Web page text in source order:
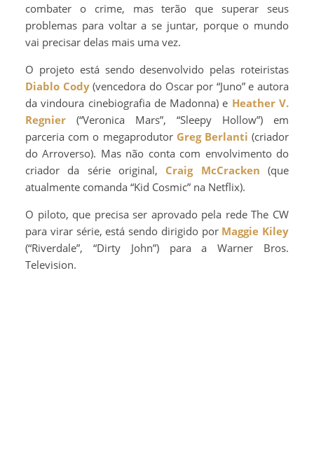
combater o crime, mas terão que superar seus
problemas para voltar a se juntar, porque o mundo
vai precisar delas mais uma vez.
O projeto está sendo desenvolvido pelas roteiristas
Diablo Cody(vencedora do Oscar por “Juno” e autora
da vindoura cinebiografia de Madonna) e Heather V.
Regnier (“Veronica Mars”, “Sleepy Hollow”) em
parceria com o megaprodutor Greg Berlanti (criador
do Arroverso). Mas não conta com envolvimento do
criador da série original, Craig McCracken (que
atualmente comanda “Kid Cosmic” na Netflix).
O piloto, que precisa ser aprovado pela rede The CW
para virar série, está sendo dirigido por Maggie Kiley
(“Riverdale”, “Dirty John”) para a Warner Bros.
Television.